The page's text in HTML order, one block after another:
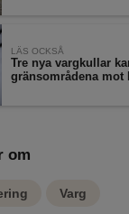
LÄS OCKSÅ
Tre nya vargkullar
gränsområdena mot
om
Varg